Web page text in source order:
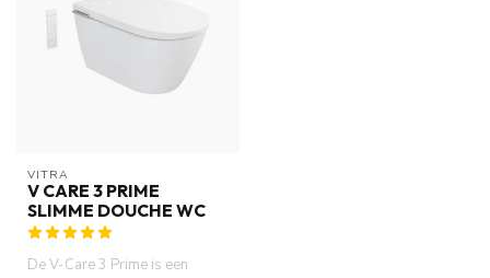
VITRA
V CARE 3 PRIME
SLIMME DOUCHE WC
De V-Care 3 Prime is een